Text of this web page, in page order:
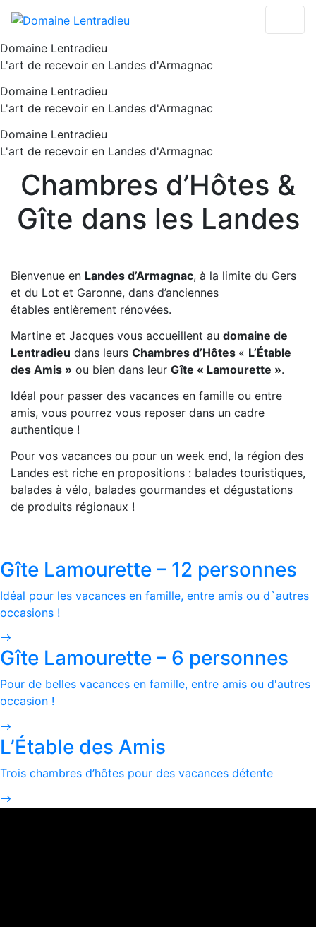
Domaine Lentradieu
L'art de recevoir en Landes d'Armagnac
Domaine Lentradieu
L'art de recevoir en Landes d'Armagnac
Domaine Lentradieu
L'art de recevoir en Landes d'Armagnac
Chambres d’Hôtes &
Gîte dans les Landes
Bienvenue en Landes d’Armagnac, à la limite du Gers
et du Lot et Garonne, dans d’anciennes
étables entièrement rénovées.
Martine et Jacques vous accueillent au domaine de
Lentradieu dans leurs Chambres d’Hôtes « L’Étable
des Amis » ou bien dans leur Gîte « Lamourette ».
Idéal pour passer des vacances en famille ou entre
amis, vous pourrez vous reposer dans un cadre
authentique !
Pour vos vacances ou pour un week end, la région des
Landes est riche en propositions : balades touristiques,
balades à vélo, balades gourmandes et dégustations
de produits régionaux !
Gîte Lamourette – 12 personnes
Idéal pour les vacances en famille, entre amis ou d`autres
occasions !
Gîte Lamourette – 6 personnes
Pour de belles vacances en famille, entre amis ou d'autres
occasion !
L’Étable des Amis
Trois chambres d’hôtes pour des vacances détente